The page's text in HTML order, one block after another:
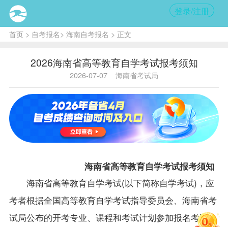
登录/注册
首页> 自考报名> 海南自考报名 > 正文
2026海南省高等教育自学考试报考须知
2026-07-07 海南省考试局
海南省高等教育自学考试报考须知
海南省高等教育自学考试(以下简称自学考试)，应
考者根据全国高等教育自学考试指导委员会、海南省考
试局公布的开考专业、课程和考试计划参加报名考试，